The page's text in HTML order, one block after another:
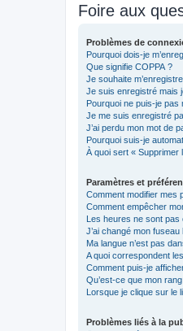
Foire aux
Problèmes de
Pourquoi dois-je
Que signifie COPPA ?
Je souhaite
Je suis enregistré mais
Pourquoi ne puis-je pas
Je me suis enregistré
J’ai perdu mon mot de
Pourquoi suis-je
À quoi sert « Supprimer
Paramètres et
Comment modifier mes
Comment empêcher
Les heures ne sont pas
J’ai changé mon
Ma langue n’est pas
A quoi correspondent
Comment puis-je
Qu’est-ce que mon
Lorsque je clique sur le
Problèmes liés à la